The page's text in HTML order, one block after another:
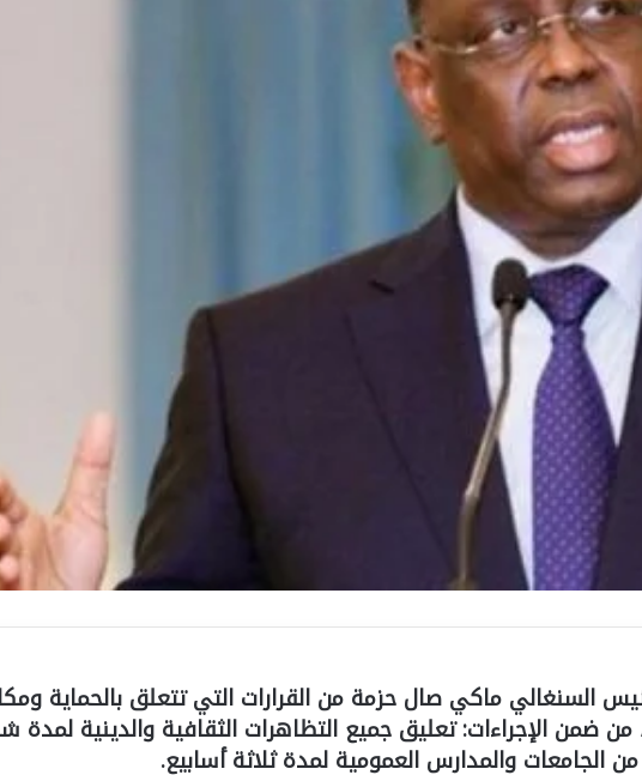
السنغالي ماكي صال حزمة من القرارات التي تتعلق بالحماية
من ضمن الإجراءات: تعليق جميع التظاهرات الثقافية والدينية لمدة
الجامعات والمدارس العمومية لمدة ثلاثة أسابيع.